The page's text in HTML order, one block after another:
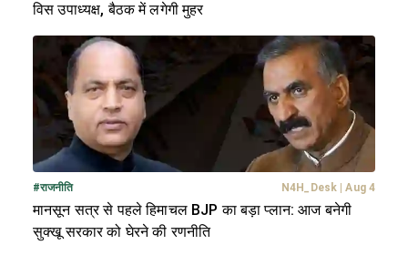
विस उपाध्यक्ष, बैठक में लगेगी मुहर
#राजनीति N4H_Desk Aug 4
मानसून सत्र से पहले हिमाचल BJP का बड़ा प्लान: आज बनेगी
सुक्खू सरकार को घेरने की रणनीति